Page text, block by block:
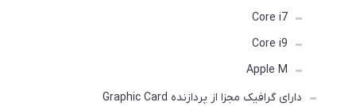
Core i7
Core i9
Apple M
دارای گرافیک مجزا از پردازنده Graphic Card